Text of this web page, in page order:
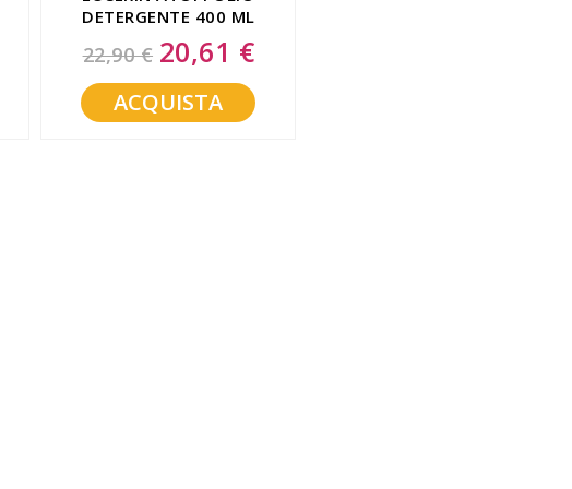
DETERGENTE 400 ML
22,90 € Special
Price
20,61 €
ACQUISTA